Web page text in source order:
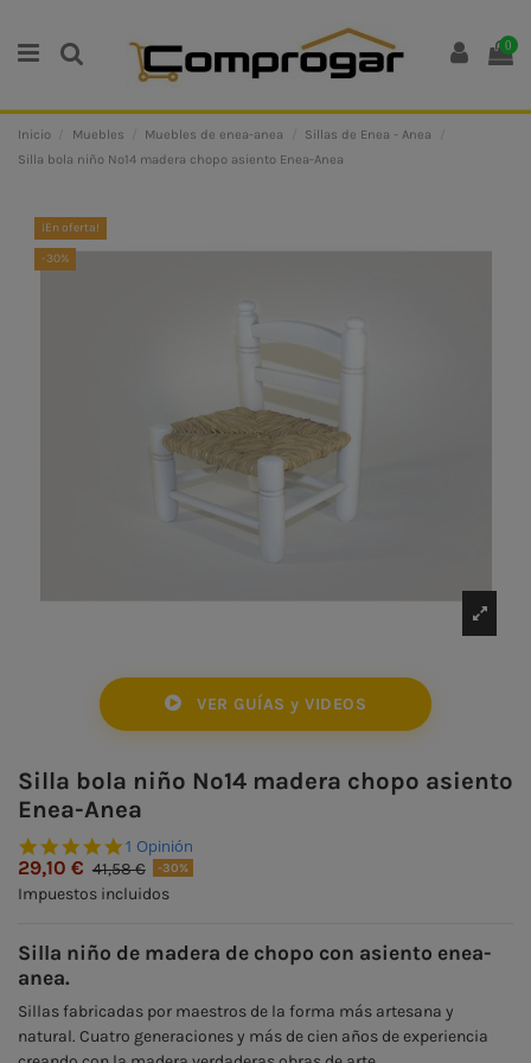
0
Inicio Muebles Muebles de enea-anea
Sillas de Enea - Anea
Silla bola niño Nº14 madera chopo asiento Enea-Anea
¡En oferta!
-30%
VER GUÍAS y VIDEOS
Silla bola niño Nº14 madera chopo asiento
Enea-Anea
5.0 star rating
1 Opinión
29,10 € 41,58 € -30%
Impuestos incluidos
Silla niño de madera de chopo con asiento enea-
anea.
Sillas fabricadas por maestros de la forma más artesana y
natural. Cuatro generaciones y más de cien años de experiencia